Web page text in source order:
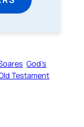
God’s
Testament